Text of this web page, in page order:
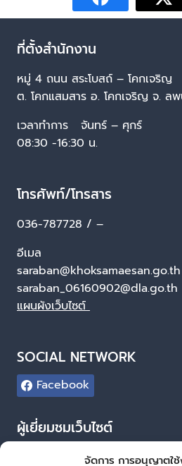
จัดการ การอนุญาตใช้
ที่ตั้งสำนักงาน
หมู่ 4 ถนน สระโบสถ์ – โคกเจริญ
ต. โคกแสมสาร อ. โคกเจริญ จ. ล
เวลาทำการ จันทร์ – ศุกร์
08:30 -16:30 น.
โทรศัพท์/โทรสาร
036-787728 / –
อีเมล
saraban@khoksamaesan.go.th
saraban_06160902@dla.go.th
แผนผังเว็บไซต์
SOCIAL NETWORK
Facebook
ผู้เยี่ยมชมเว็บไซต์
83